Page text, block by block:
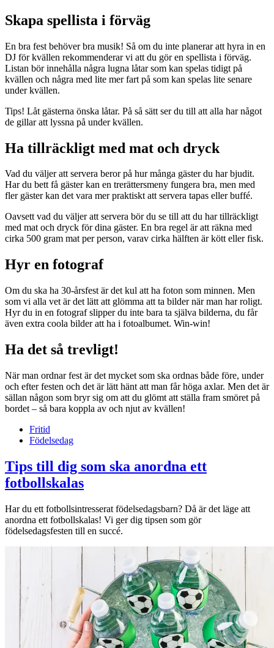
Skapa spellista i förväg
En bra fest behöver bra musik! Så om du inte planerar att hyra in en
DJ för kvällen rekommenderar vi att du gör en spellista i förväg.
Listan bör innehålla några lugna låtar som kan spelas tidigt på
kvällen och några med lite mer fart på som kan spelas lite senare
under kvällen.
Tips! Låt gästerna önska låtar. På så sätt ser du till att alla har något
de gillar att lyssna på under kvällen.
Ha tillräckligt med mat och dryck
Vad du väljer att servera beror på hur många gäster du har bjudit.
Har du bett få gäster kan en trerättersmeny fungera bra, men med
fler gäster kan det vara mer praktiskt att servera tapas eller buffé.
Oavsett vad du väljer att servera bör du se till att du har tillräckligt
med mat och dryck för dina gäster. En bra regel är att räkna med
cirka 500 gram mat per person, varav cirka hälften är kött eller fisk.
Hyr en fotograf
Om du ska ha 30-årsfest är det kul att ha foton som minnen. Men
som vi alla vet är det lätt att glömma att ta bilder när man har roligt.
Hyr du in en fotograf slipper du inte bara ta själva bilderna, du får
även extra coola bilder att ha i fotoalbumet. Win-win!
Ha det så trevligt!
När man ordnar fest är det mycket som ska ordnas både före, under
och efter festen och det är lätt hänt att man får höga axlar. Men det är
sällan någon som bryr sig om att du glömt att ställa fram smöret på
bordet – så bara koppla av och njut av kvällen!
Fritid
Födelsedag
Tips till dig som ska anordna ett
fotbollskalas
Har du ett fotbollsintresserat födelsedagsbarn? Då är det läge att
anordna ett fotbollskalas! Vi ger dig tipsen som gör
födelsedagsfesten till en succé.